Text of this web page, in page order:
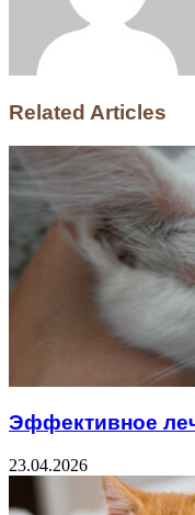
Related Articles
Эффективное
23.04.2026